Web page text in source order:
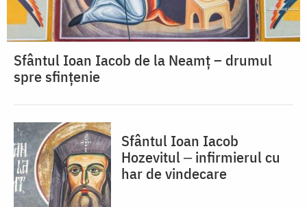
Sfântul Ioan Iacob de la Neamț – drumul
spre sfințenie
Sfântul Ioan Iacob
Hozevitul ‒ infirmierul cu
har de vindecare